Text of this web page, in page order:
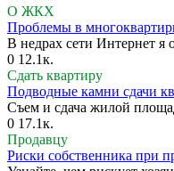
О ЖКХ
Проблемы в
В недрах сети Интернет я
0 12.1к.
Сдать квартиру
Подводные камни сдачи
Съем и сдача жилой
0 17.1к.
Продавцу
Риски собственника при